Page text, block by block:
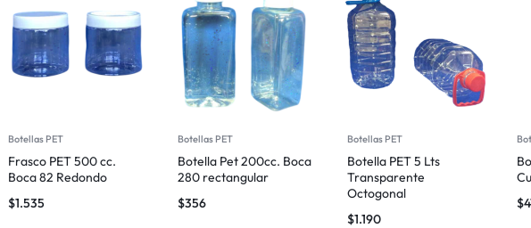
Botellas PET
Frasco PET 500 cc.
Boca 82 Redondo
$1.535
Botellas PET
Botella Pet 200cc. Boca
280 rectangular
$356
Botellas PET
Botella PET 5 Lts
Transparente
Octogonal
$1.190
$